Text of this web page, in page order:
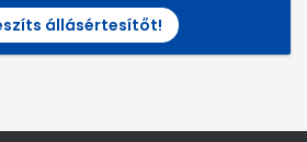
állásértesítőt!